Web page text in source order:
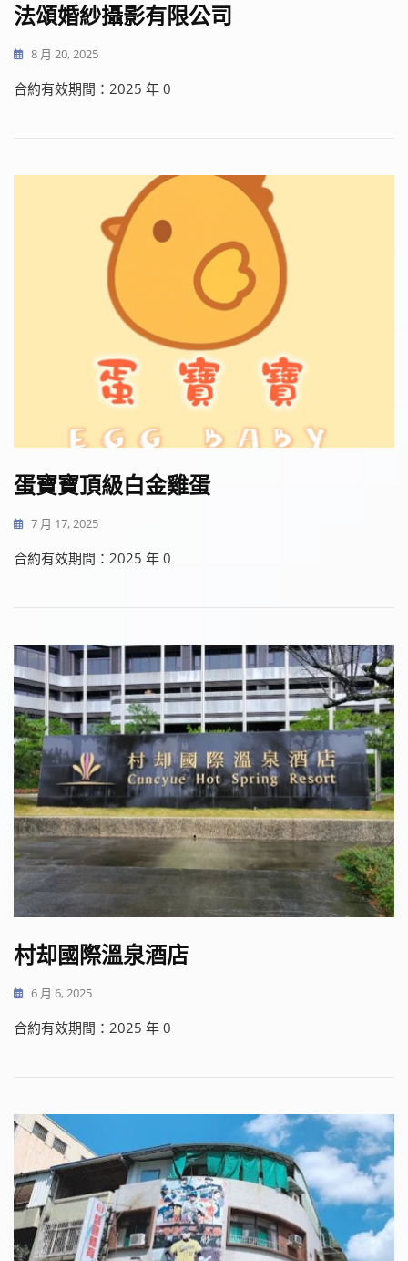
法頌婚紗攝影有限公司
8 月 20, 2025
合約有效期間：2025 年 0
蛋寶寶頂級白金雞蛋
7 月 17, 2025
合約有效期間：2025 年 0
村却國際溫泉酒店
6 月 6, 2025
合約有效期間：2025 年 0